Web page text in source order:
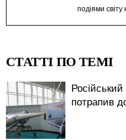
подіями світу
СТАТТІ ПО ТЕМІ
потрапив